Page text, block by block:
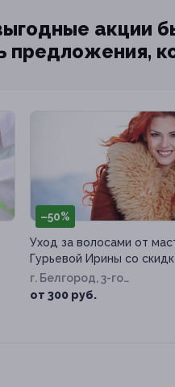
акции
предложения,
–50%
Уход за волосами от
Гурьевой Ирины со
г. Белгород, 3-го
Интернационала ул, д. 94
от 300 руб.